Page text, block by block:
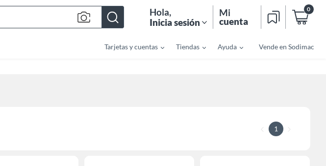
Hola,
Inicia sesión
Mi
cuenta
0
Tarjetas y cuentas Tiendas Ayuda Vende en Sodimac
1